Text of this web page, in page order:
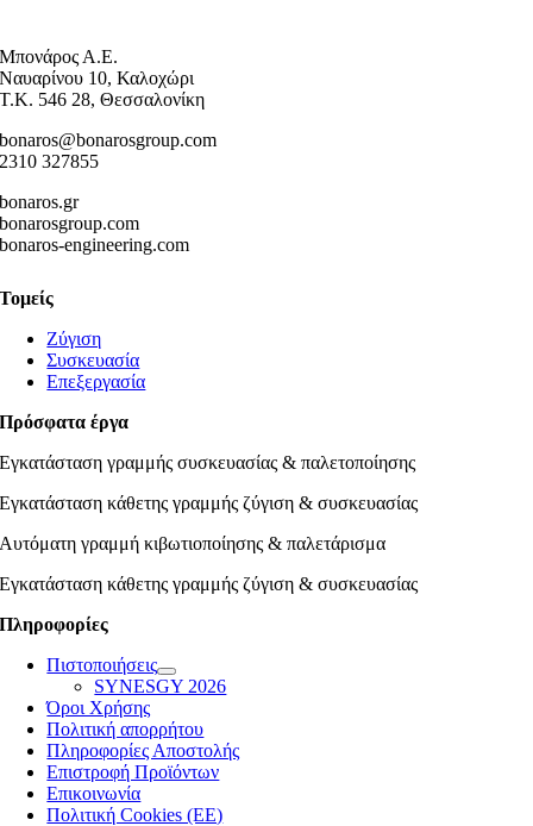
Μπονάρος Α.Ε.
Ναυαρίνου 10, Καλοχώρι
Τ.Κ. 546 28, Θεσσαλονίκη
bonaros@bonarosgroup.com
2310 327855
bonaros.gr
bonarosgroup.com
bonaros-engineering.com
Τομείς
Ζύγιση
Συσκευασία
Επεξεργασία
Πρόσφατα έργα
Εγκατάσταση γραμμής συσκευασίας & παλετοποίησης
Εγκατάσταση κάθετης γραμμής ζύγιση & συσκευασίας
Αυτόματη γραμμή κιβωτιοποίησης & παλετάρισμα
Εγκατάσταση κάθετης γραμμής ζύγιση & συσκευασίας
Πληροφορίες
Πιστοποιήσεις
SYNESGY 2026
Όροι Χρήσης
Πολιτική απορρήτου
Πληροφορίες Αποστολής
Επιστροφή Προϊόντων
Επικοινωνία
Πολιτική Cookies (ΕΕ)